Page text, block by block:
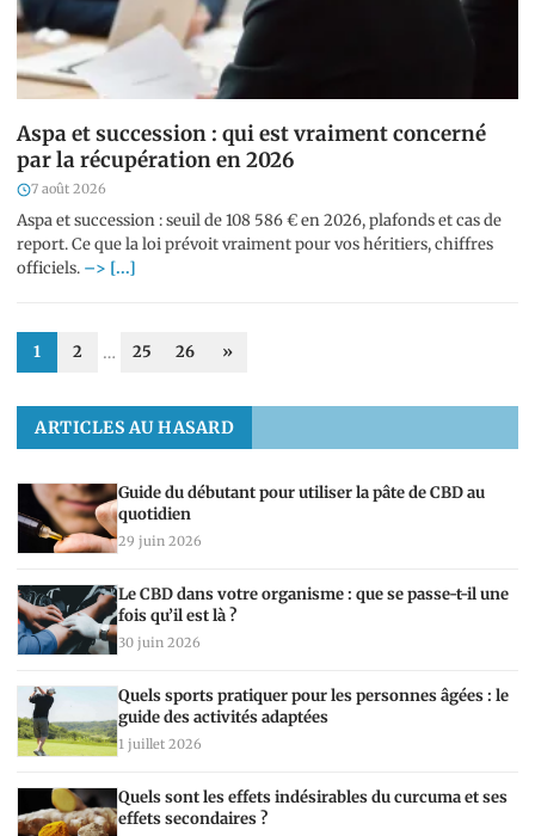
Aspa et succession : qui est vraiment concerné
par la récupération en 2026
7 août 2026
Aspa et succession : seuil de 108 586 € en 2026, plafonds et cas de
report. Ce que la loi prévoit vraiment pour vos héritiers, chiffres
officiels. –> [...]
1 2 … 25 26 »
ARTICLES AU HASARD
Guide du débutant pour utiliser la pâte de CBD au
quotidien
29 juin 2026
Le CBD dans votre organisme : que se passe-t-il une
fois qu’il est là ?
30 juin 2026
Quels sports pratiquer pour les personnes âgées : le
guide des activités adaptées
1 juillet 2026
Quels sont les effets indésirables du curcuma et ses
effets secondaires ?